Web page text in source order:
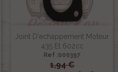
Joint D'echappement Moteur
435 Et 602cc
Ref :000397
1,94 €